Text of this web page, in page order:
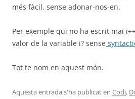
més fàcil, sense adonar-nos-en.
Per exemple qui no ha escrit mai
valor de la variable i? sense
Tot te nom en aquest món.
Aquesta entrada s'ha publicat en Codi,